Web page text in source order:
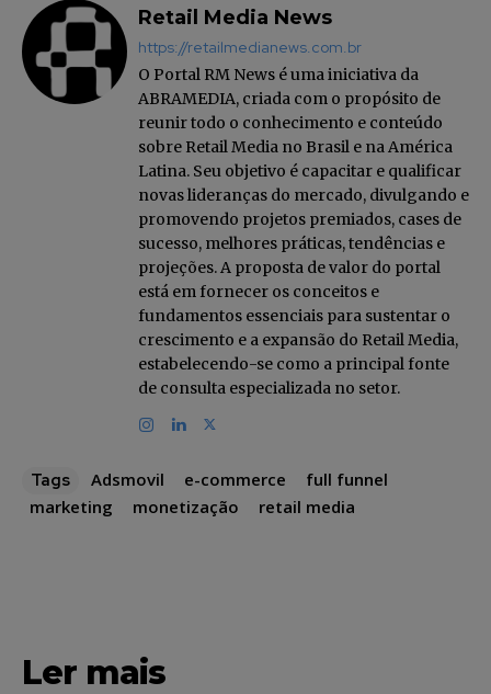
Retail Media News
https://retailmedianews.com.br
O Portal RM News é uma iniciativa da
ABRAMEDIA, criada com o propósito de
reunir todo o conhecimento e conteúdo
sobre Retail Media no Brasil e na América
Latina. Seu objetivo é capacitar e qualificar
novas lideranças do mercado, divulgando e
promovendo projetos premiados, cases de
sucesso, melhores práticas, tendências e
projeções. A proposta de valor do portal
está em fornecer os conceitos e
fundamentos essenciais para sustentar o
crescimento e a expansão do Retail Media,
estabelecendo-se como a principal fonte
de consulta especializada no setor.
Tags Adsmovil e-commerce
full funnel
marketing
monetização retail media
Ler mais